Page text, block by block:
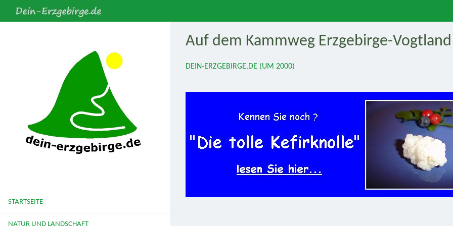
STARTSEITE
NATUR UND LANDSCHAFT
Auf dem Kammweg Erzgebirge-
DEIN-ERZGEBIRGE.DE (UM 2000)